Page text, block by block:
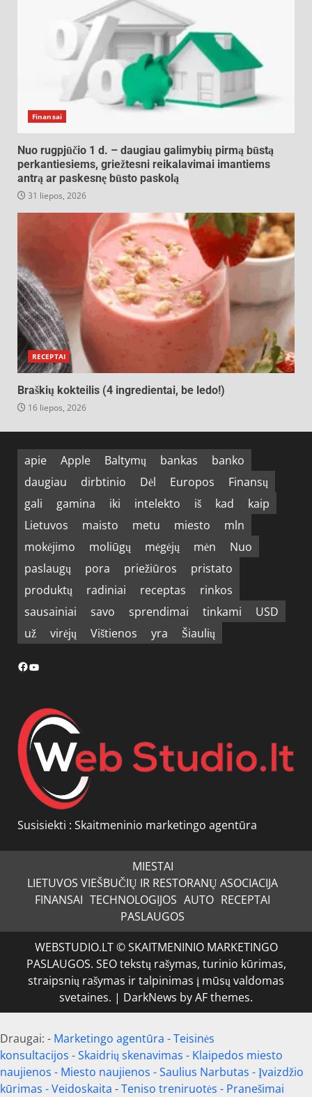
Finansai
Nuo rugpjūčio 1 d. – daugiau galimybių pirmą būstą
perkantiesiems, griežtesni reikalavimai imantiems
antrą ar paskesnę būsto paskolą
31 liepos, 2026
RECEPTAI
Braškių kokteilis (4 ingredientai, be ledo!)
16 liepos, 2026
apie Apple Baltymų bankas
banko
daugiau
dirbtinio Dėl Europos
Finansų
gali
gamina iki intelekto iš kad
kaip
Lietuvos
maisto metu miesto
mln
mokėjimo
moliūgų mėgėjų mėn
Nuo
paslaugų
pora priežiūros
pristato
produktų
radiniai receptas
rinkos
sausainiai
savo sprendimai tinkami
USD
už
virėjų Vištienos yra Šiaulių
Facebook
YouTube
Susisiekti : Skaitmeninio marketingo agentūra
MIESTAI
LIETUVOS VIEŠBUČIŲ IR RESTORANŲ ASOCIACIJA
FINANSAI TECHNOLOGIJOS AUTO RECEPTAI
PASLAUGOS
WEBSTUDIO.LT © SKAITMENINIO MARKETINGO
PASLAUGOS. SEO tekstų rašymas, turinio kūrimas,
straipsnių rašymas ir talpinimas į mūsų valdomas
svetaines. | DarkNews by AF themes.
Draugai: - Marketingo agentūra -Teisinės
konsultacijos -Skaidrių skenavimas - Klaipedos miesto
naujienos - Miesto naujienos -Saulius Narbutas -Įvaizdžio
kūrimas -Veidoskaita -Teniso treniruotės - Pranešimai